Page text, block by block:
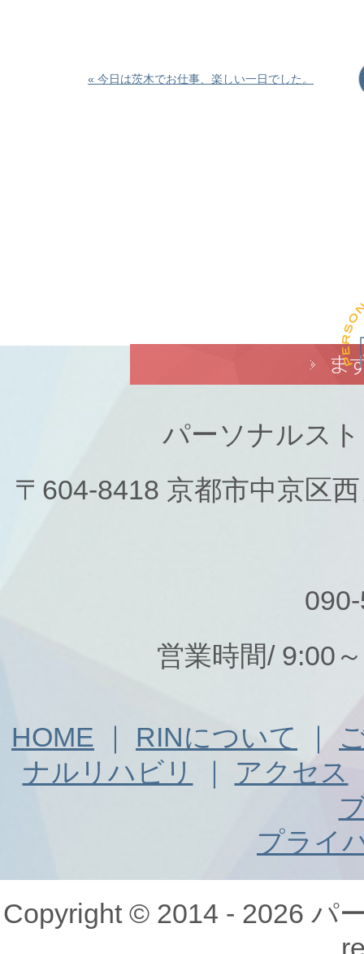
« 今日は茨木でお仕事、楽しい一日でした。
パーソナルス
〒604-8418 京都市中京区
営業時間/ 9:00
HOME ｜ RINについて ｜
ナルリハビリ
｜ アクセス
プライ
Copyright © 2014 - 2026 パ